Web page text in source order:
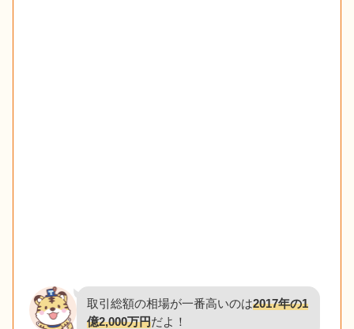
取引総額の相場が一番高いのは2017年の1
億2,000万円だよ！